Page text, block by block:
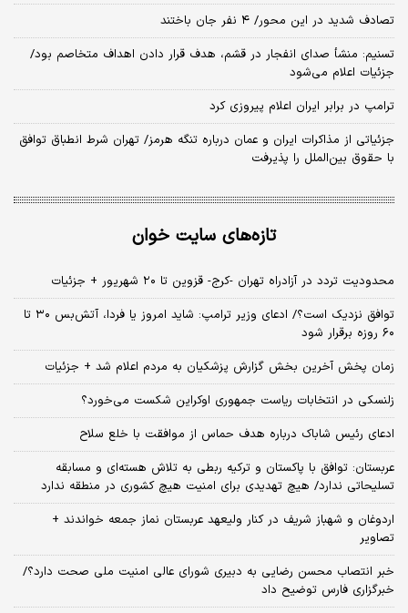
تصادف شدید در این محور/ ۴ نفر جان باختند
تسنیم: منشأ صدای انفجار در قشم، هدف قرار دادن اهداف متخاصم بود/
جزئیات اعلام می‌شود
ترامپ در برابر ایران اعلام پیروزی کرد
جزئیاتی از مذاکرات ایران و عمان درباره تنگه هرمز/ تهران شرط انطباق توافق
با حقوق بین‌الملل را پذیرفت
تازه‌های سایت خوان
محدودیت تردد در آزادراه تهران -کرج- قزوین تا ۲۰ شهریور + جزئیات
توافق نزدیک است؟/ ادعای وزیر ترامپ: شاید امروز یا فردا، آتش‌بس ۳۰ تا
۶۰ روزه برقرار شود
زمان پخش آخرین بخش گزارش پزشکیان به مردم اعلام شد + جزئیات
زلنسکی در انتخابات ریاست جمهوری اوکراین شکست می‌خورد؟
ادعای رئیس شاباک درباره هدف حماس از موافقت با خلع سلاح
عربستان: توافق با پاکستان و ترکیه ربطی به تلاش هسته‌ای و مسابقه
تسلیحاتی ندارد/ هیچ تهدیدی برای امنیت هیچ کشوری در منطقه ندارد
اردوغان و شهباز شریف در کنار ولیعهد عربستان نماز جمعه خواندند +
تصاویر
خبر انتصاب محسن رضایی به دبیری شورای عالی امنیت ملی صحت دارد؟/
خبرگزاری فارس توضیح داد